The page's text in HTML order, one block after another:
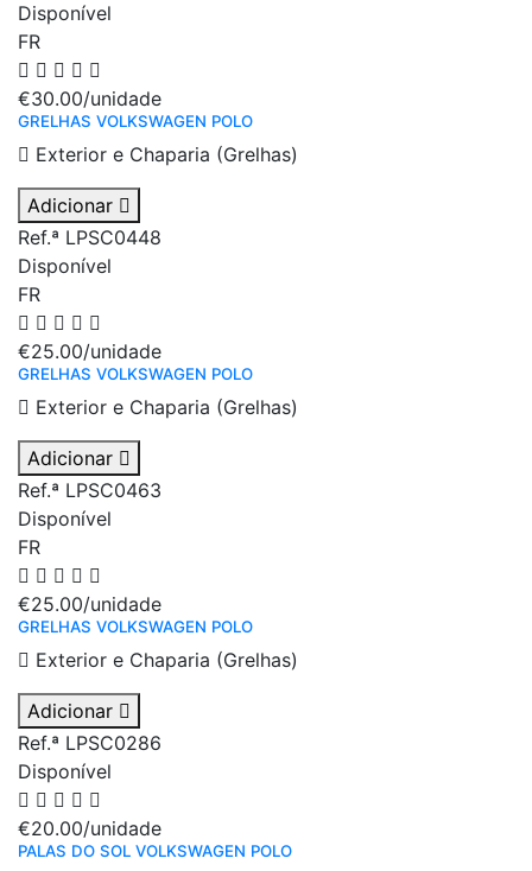
Disponível
FR
€30.00/unidade
GRELHAS VOLKSWAGEN POLO
Exterior e Chaparia (Grelhas)
Adicionar
Ref.ª LPSC0448
Disponível
FR
€25.00/unidade
GRELHAS VOLKSWAGEN POLO
Exterior e Chaparia (Grelhas)
Adicionar
Ref.ª LPSC0463
Disponível
FR
€25.00/unidade
GRELHAS VOLKSWAGEN POLO
Exterior e Chaparia (Grelhas)
Adicionar
Ref.ª LPSC0286
Disponível
€20.00/unidade
PALAS DO SOL VOLKSWAGEN POLO